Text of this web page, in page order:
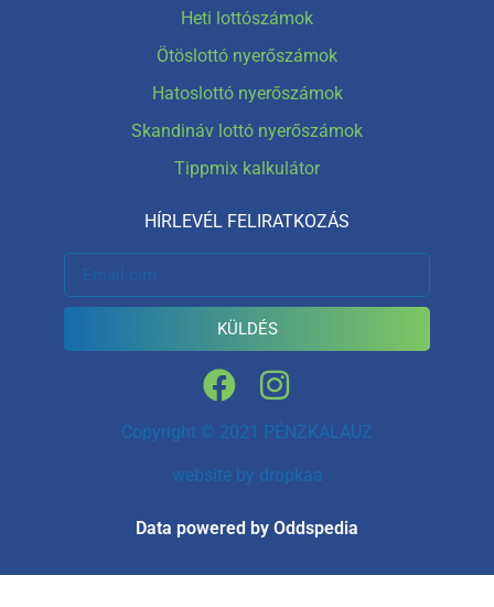
Heti lottószámok
Ötöslottó nyerőszámok
Hatoslottó nyerőszámok
Skandináv lottó nyerőszámok
Tippmix kalkulátor
HÍRLEVÉL FELIRATKOZÁS
KÜLDÉS
Copyright © 2021 PÉNZKALAUZ
website by dropkaa
Data powered by Oddspedia